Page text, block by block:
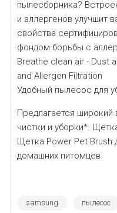
пылесборника?
и аллергенов улучшит
свойства
фондом борьбы с
Breathe clean air - Dust
and Allergen Filtration
Удобный пылесос для
Предлагается
чистки и уборки*.
Щетка Power Pet Brush
домашних питомцев
samsung пылесос